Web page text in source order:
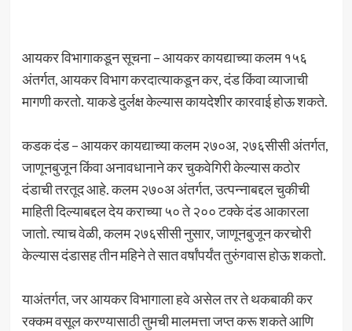
आयकर विभागाकडून सूचना – आयकर कायद्याच्या कलम १५६
अंतर्गत, आयकर विभाग करदात्याकडून कर, दंड किंवा व्याजाची
मागणी करतो. याकडे दुर्लक्ष केल्यास कायदेशीर कारवाई होऊ शकते.
कडक दंड – आयकर कायद्याच्या कलम २७०अ, २७६सीसी अंतर्गत,
जाणूनबुजून किंवा अनावधानाने कर चुकवेगिरी केल्यास कठोर
दंडाची तरतूद आहे. कलम २७०अ अंतर्गत, उत्पन्नाबद्दल चुकीची
माहिती दिल्याबद्दल देय कराच्या ५० ते २०० टक्के दंड आकारला
जातो. त्याच वेळी, कलम २७६सीसी नुसार, जाणूनबुजून करचोरी
केल्यास दंडासह तीन महिने ते सात वर्षांपर्यंत तुरुंगवास होऊ शकतो.
याअंतर्गत, जर आयकर विभागाला हवे असेल तर ते थकबाकी कर
रक्कम वसूल करण्यासाठी तुमची मालमत्ता जप्त करू शकते आणि